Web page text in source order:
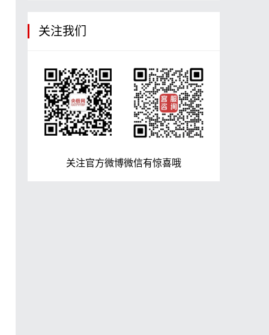
关注我们
关注官方微博微信有惊喜哦